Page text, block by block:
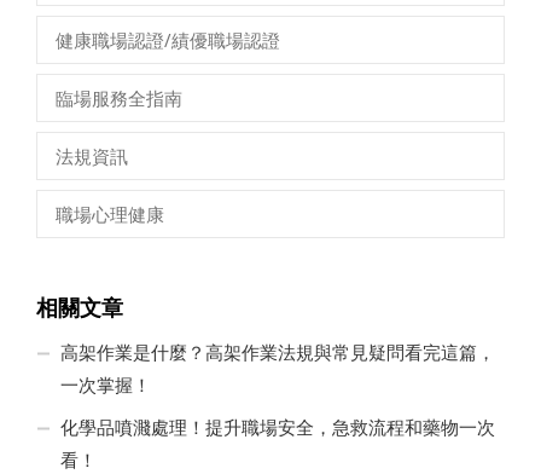
健康職場認證/績優職場認證
臨場服務全指南
法規資訊
職場心理健康
相關文章
高架作業是什麼？高架作業法規與常見疑問看完這篇，
一次掌握！
化學品噴濺處理！提升職場安全，急救流程和藥物一次
看！